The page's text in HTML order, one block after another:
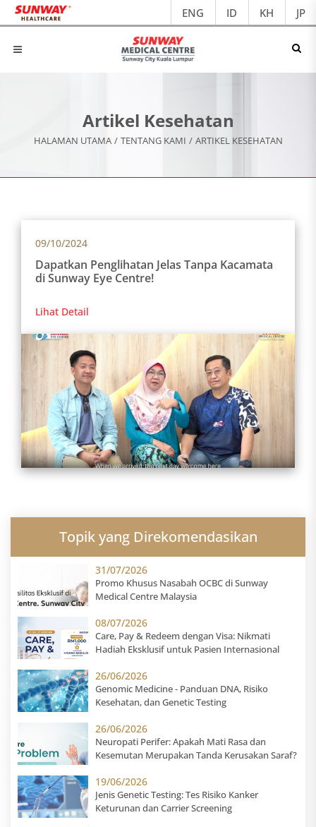
ENG ID KH JP
Artikel Kesehatan
HALAMAN UTAMA / TENTANG KAMI / ARTIKEL KESEHATAN
09/10/2024
Dapatkan Penglihatan Jelas Tanpa Kacamata
di Sunway Eye Centre!
Lihat Detail
Topik yang Direkomendasikan
31/07/2026
Promo Khusus Nasabah OCBC di Sunway
Medical Centre Malaysia
08/07/2026
Care, Pay & Redeem dengan Visa: Nikmati
Hadiah Eksklusif untuk Pasien Internasional
26/06/2026
Genomic Medicine - Panduan DNA, Risiko
Kesehatan, dan Genetic Testing
26/06/2026
Neuropati Perifer: Apakah Mati Rasa dan
Kesemutan Merupakan Tanda Kerusakan Saraf?
19/06/2026
Jenis Genetic Testing: Tes Risiko Kanker
Keturunan dan Carrier Screening